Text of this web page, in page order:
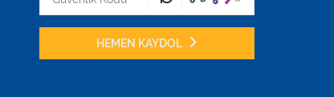
HEMEN KAYDOL